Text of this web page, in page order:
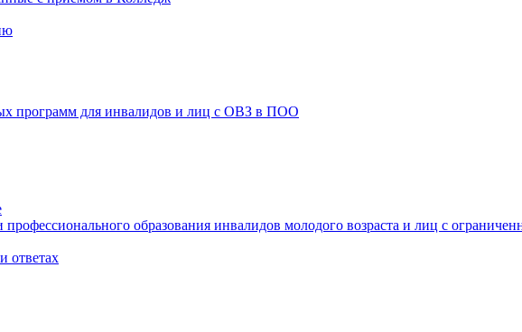
программ для инвалидов и лиц с ОВЗ в ПОО
образования инвалидов молодого возраста и лиц с
ответах